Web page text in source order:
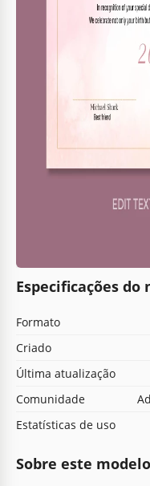
Especificações do
Formato
Criado
Última atualização
Comunidade
Estatísticas de uso
Sobre este modelo